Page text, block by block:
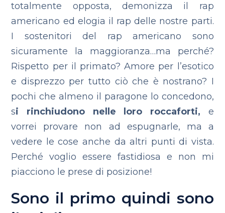
totalmente opposta, demonizza il rap
americano ed elogia il rap delle nostre parti.
I sostenitori del rap americano sono
sicuramente la maggioranza…ma perché?
Rispetto per il primato? Amore per l’esotico
e disprezzo per tutto ciò che è nostrano? I
pochi che almeno il paragone lo concedono,
si rinchiudono nelle loro roccaforti, e
vorrei provare non ad espugnarle, ma a
vedere le cose anche da altri punti di vista.
Perché voglio essere fastidiosa e non mi
piacciono le prese di posizione!
Sono il primo quindi sono